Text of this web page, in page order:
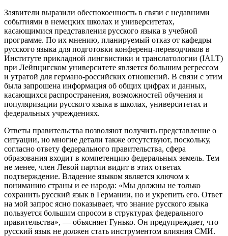
Заявители выразили обеспокоенность в связи с недавними
событиями в немецких школах и университетах,
касающимися представления русского языка в учебной
программе. По их мнению, планируемый отказ от кафедры
русского языка для подготовки конференц-переводчиков в
Институте прикладной лингвистики и транслатологии (IALT)
при Лейпцигском университете является большим регрессом
и утратой для германо-российских отношений. В связи с этим
была запрошена информация об общих цифрах и данных,
касающихся распространения, возможностей обучения и
популяризации русского языка в школах, университетах и
федеральных учреждениях.
Ответы правительства позволяют получить представление о
ситуации, но многие детали также отсутствуют, поскольку,
согласно ответу федерального правительства, сфера
образования входит в компетенцию федеральных земель. Тем
не менее, член Левой партии видит в этих ответах
подтверждение. Владение языком является ключом к
пониманию страны и ее народа: «Мы должны не только
сохранить русский язык в Германии, но и укрепить его. Ответ
на мой запрос ясно показывает, что знание русского языка
пользуется большим спросом в структурах федерального
правительства», — объясняет Гунько. Он предупреждает, что
русский язык не должен стать инструментом влияния СМИ.